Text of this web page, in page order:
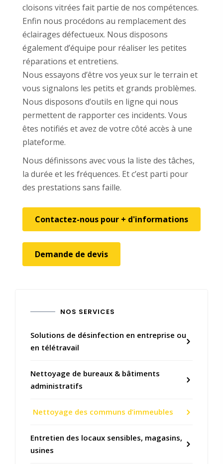
cloisons vitrées fait partie de nos compétences.
Enfin nous procédons au remplacement des
éclairages défectueux. Nous disposons
également d’équipe pour réaliser les petites
réparations et entretiens.
Nous essayons d’être vos yeux sur le terrain et
vous signalons les petits et grands problèmes.
Nous disposons d’outils en ligne qui nous
permettent de rapporter ces incidents. Vous
êtes notifiés et avez de votre côté accès à une
plateforme.
Nous définissons avec vous la liste des tâches,
la durée et les fréquences. Et c’est parti pour
des prestations sans faille.
Contactez-nous pour + d'informations
Demande de devis
NOS SERVICES
Solutions de désinfection en entreprise ou
en télétravail
Nettoyage de bureaux & bâtiments
administratifs
Nettoyage des communs d’immeubles
Entretien des locaux sensibles, magasins,
usines